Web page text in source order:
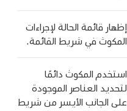
إظهار قائمة الحالة لإجراءات
المكوث في شريط القائمة.
استخدم المكوث دائمًا
لتحديد العناصر الموجودة
على الجانب الأيسر من شريط